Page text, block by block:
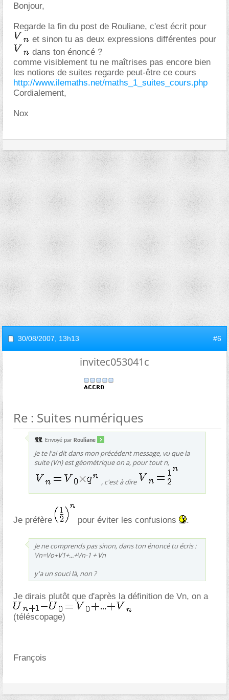
Bonjour,
Regarde la fin du post de Rouliane, c'est écrit pour
et sinon tu as deux expressions différentes pour
dans ton énoncé ?
comme visiblement tu ne maîtrises pas encore bien
les notions de suites regarde peut-être ce cours
http://www.ilemaths.net/maths_1_suites_cours.php
Cordialement,
Nox
30/08/2007, 13h13 #6
invitec053041c
Re : Suites numériques
Envoyé par Rouliane
Je te l'ai dit dans mon précédent message, vu que la
suite (Vn) est géométrique on a, pour tout n,
, c'est à dire
Je préfère pour éviter les confusions .
Je ne comprends pas sinon, dans ton énoncé tu écris :
Vn=Vo+V1+...+Vn-1 + Vn
y'a un souci là, non ?
Je dirais plutôt que d'après la définition de Vn, on a
(téléscopage)
François